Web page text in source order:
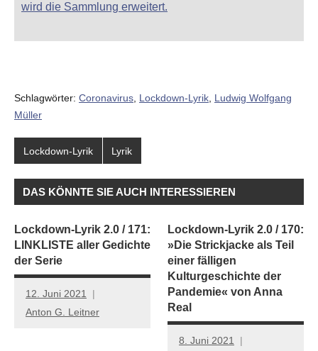
wird die Sammlung erweitert.
Schlagwörter: Coronavirus, Lockdown-Lyrik, Ludwig Wolfgang
Müller
Lockdown-Lyrik Lyrik
DAS KÖNNTE SIE AUCH INTERESSIEREN
Lockdown-Lyrik 2.0 / 171:
LINKLISTE aller Gedichte
der Serie
12. Juni 2021
Anton G. Leitner
Lockdown-Lyrik 2.0 / 170:
»Die Strickjacke als Teil
einer fälligen
Kulturgeschichte der
Pandemie« von Anna
Real
8. Juni 2021